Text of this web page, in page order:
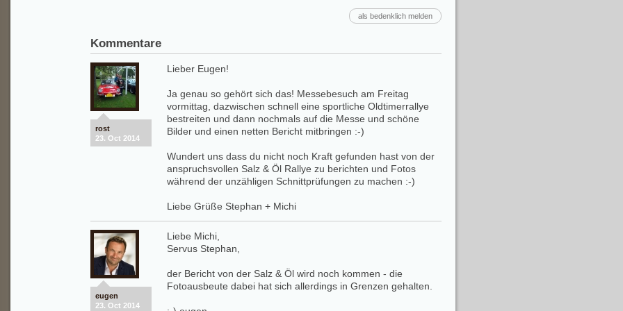
als bedenklich melden
Kommentare
rost
23. Oct 2014
Lieber Eugen!
Ja genau so gehört sich das! Messebesuch am Freitag
vormittag, dazwischen schnell eine sportliche Oldtimerrallye
bestreiten und dann nochmals auf die Messe und schöne
Bilder und einen netten Bericht mitbringen :-)
Wundert uns dass du nicht noch Kraft gefunden hast von der
anspruchsvollen Salz & Öl Rallye zu berichten und Fotos
während der unzähligen Schnittprüfungen zu machen :-)
Liebe Grüße Stephan + Michi
eugen
23. Oct 2014
Liebe Michi,
Servus Stephan,
der Bericht von der Salz & Öl wird noch kommen - die
Fotoausbeute dabei hat sich allerdings in Grenzen gehalten.